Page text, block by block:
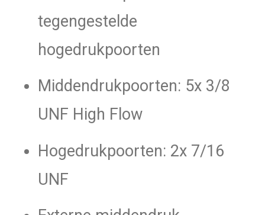
tegengestelde
hogedrukpoorten
Middendrukpoorten: 5x 3/8
UNF High Flow
Hogedrukpoorten: 2x 7/16
UNF